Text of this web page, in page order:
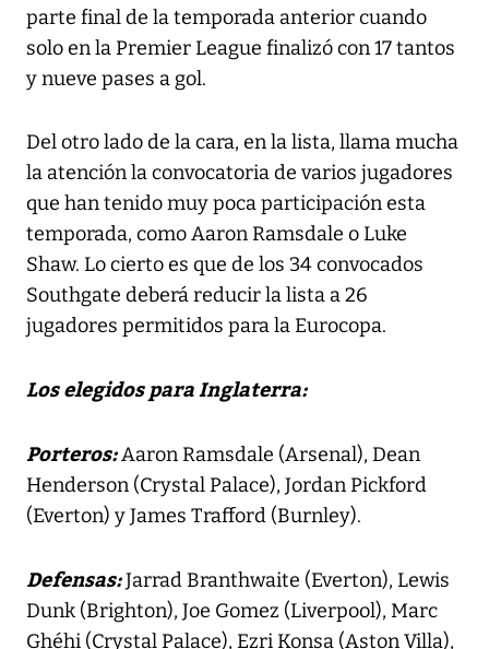
parte final de la temporada anterior cuando
solo en la Premier League finalizó con 17 tantos
y nueve pases a gol.
Del otro lado de la cara, en la lista, llama mucha
la atención la convocatoria de varios jugadores
que han tenido muy poca participación esta
temporada, como Aaron Ramsdale o Luke
Shaw. Lo cierto es que de los 34 convocados
Southgate deberá reducir la lista a 26
jugadores permitidos para la Eurocopa.
Los elegidos para Inglaterra:
Porteros:Aaron Ramsdale (Arsenal), Dean
Henderson (Crystal Palace), Jordan Pickford
(Everton) y James Trafford (Burnley).
Defensas:Jarrad Branthwaite (Everton), Lewis
Dunk (Brighton), Joe Gomez (Liverpool), Marc
Ghéhi (Crystal Palace), Ezri Konsa (Aston Villa),